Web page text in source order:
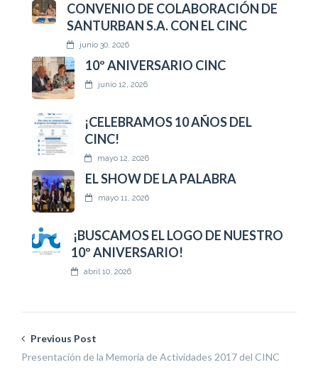
CONVENIO DE COLABORACIÓN DE
SANTURBAN S.A. CON EL CINC
junio 30, 2026
10º ANIVERSARIO CINC
junio 12, 2026
¡CELEBRAMOS 10 AÑOS DEL
CINC!
mayo 12, 2026
EL SHOW DE LA PALABRA
mayo 11, 2026
¡BUSCAMOS EL LOGO DE NUESTRO
10º ANIVERSARIO!
abril 10, 2026
Previous Post
Presentación de la Memoria de Actividades 2017 del CINC